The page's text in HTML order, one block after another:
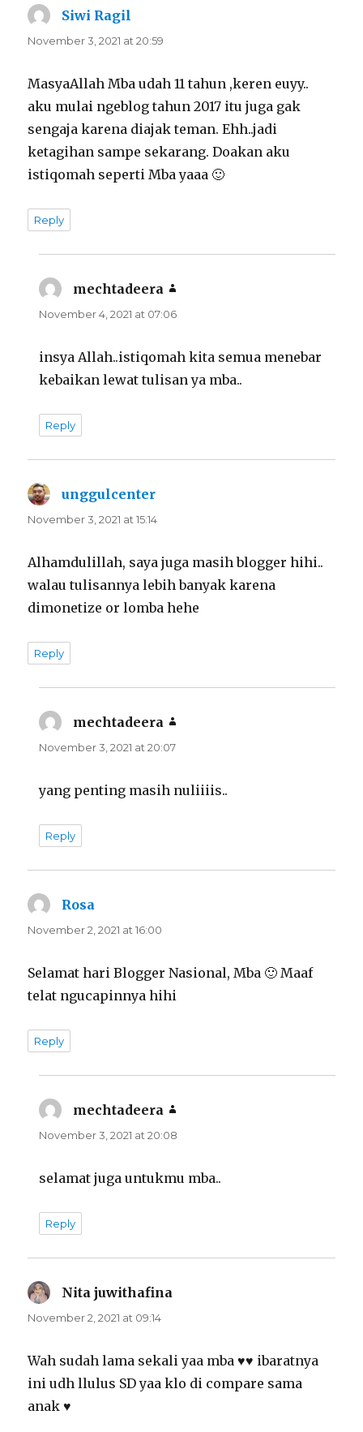
Siwi Ragil
November 3, 2021 at 20:59
MasyaAllah Mba udah 11 tahun ,keren euyy..
aku mulai ngeblog tahun 2017 itu juga gak
sengaja karena diajak teman. Ehh..jadi
ketagihan sampe sekarang. Doakan aku
istiqomah seperti Mba yaaa 🙂
Reply
mechtadeera
November 4, 2021 at 07:06
insya Allah..istiqomah kita semua menebar
kebaikan lewat tulisan ya mba..
Reply
unggulcenter
November 3, 2021 at 15:14
Alhamdulillah, saya juga masih blogger hihi..
walau tulisannya lebih banyak karena
dimonetize or lomba hehe
Reply
mechtadeera
November 3, 2021 at 20:07
yang penting masih nuliiiis..
Reply
Rosa
November 2, 2021 at 16:00
Selamat hari Blogger Nasional, Mba 🙂 Maaf
telat ngucapinnya hihi
Reply
mechtadeera
November 3, 2021 at 20:08
selamat juga untukmu mba..
Reply
Nita juwithafina
November 2, 2021 at 09:14
Wah sudah lama sekali yaa mba ♥️♥️ ibaratnya
ini udh llulus SD yaa klo di compare sama
anak ♥️